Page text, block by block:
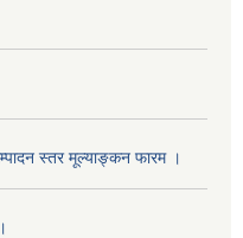
स्तर मूल्याङ्कन फारम ।